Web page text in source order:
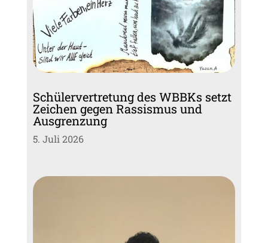
Schülervertretung des WBBKs setzt
Zeichen gegen Rassismus und
Ausgrenzung
5. Juli 2026